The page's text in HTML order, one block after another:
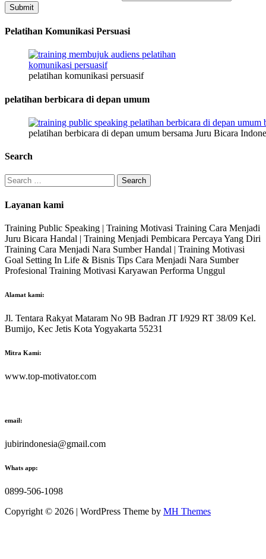
Submit
Pelatihan Komunikasi Persuasi
pelatihan komunikasi persuasif
pelatihan berbicara di depan umum
pelatihan berbicara di depan umum bersama Juru Bicara
Search
Search
for:
Layanan kami
Training Public Speaking | Training Motivasi Training Cara Menjadi
Juru Bicara Handal | Training Menjadi Pembicara Percaya Yang Diri
Training Cara Menjadi Nara Sumber Handal | Training Motivasi
Goal Setting In Life & Bisnis Tips Cara Menjadi Nara Sumber
Profesional Training Motivasi Karyawan Performa Unggul
Alamat kami:
Jl. Tentara Rakyat Mataram No 9B Badran JT I/929 RT 38/09 Kel.
Bumijo, Kec Jetis Kota Yogyakarta 55231
Mitra Kami:
www.top-motivator.com
email:
jubirindonesia@gmail.com
Whats app:
0899-506-1098
Copyright © 2026 | WordPress Theme by MH Themes